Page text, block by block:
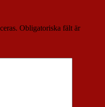
Obligatoriska fält är